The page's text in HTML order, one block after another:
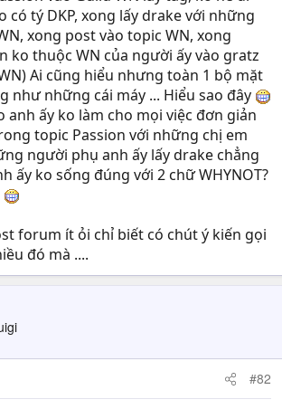
có tý DKP, xong lấy drake với những
xong post vào topic WN, xong
ko thuộc WN của người ấy vào gratz
Ai cũng hiểu nhưng toàn 1 bộ mặt
như những cái máy ... Hiểu sao đây
anh ấy ko làm cho mọi việc đơn giản
topic Passion với những chị em
người phụ anh ấy lấy drake chẳng
ấy ko sống đúng với 2 chữ WHYNOT?
forum ít ỏi chỉ biết có chút ý kiến gọi
đó mà ....
#82